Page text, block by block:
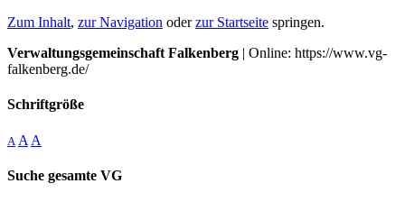
Zum Inhalt, zur Navigation oderzur Startseite springen.
Verwaltungsgemeinschaft Falkenberg | Online: https://www.vg-
falkenberg.de/
Schriftgröße
A A A
Suche gesamte VG